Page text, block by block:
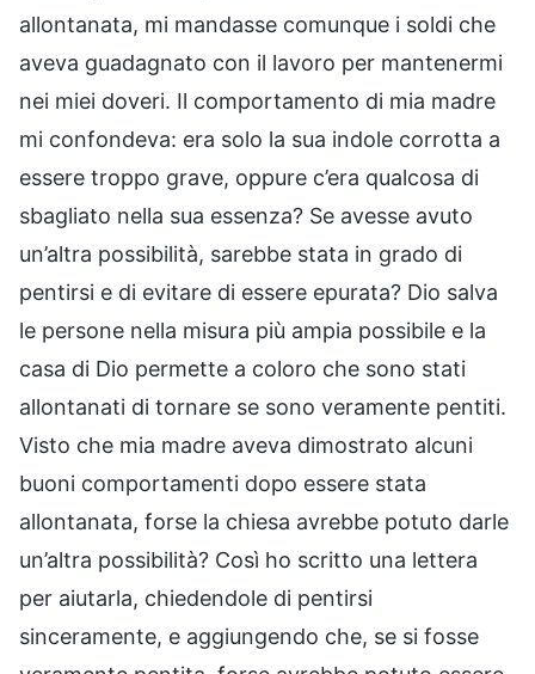
allontanata, mi mandasse comunque i soldi che
aveva guadagnato con il lavoro per mantenermi
nei miei doveri. Il comportamento di mia madre
mi confondeva: era solo la sua indole corrotta a
essere troppo grave, oppure c’era qualcosa di
sbagliato nella sua essenza? Se avesse avuto
un’altra possibilità, sarebbe stata in grado di
pentirsi e di evitare di essere epurata? Dio salva
le persone nella misura più ampia possibile e la
casa di Dio permette a coloro che sono stati
allontanati di tornare se sono veramente pentiti.
Visto che mia madre aveva dimostrato alcuni
buoni comportamenti dopo essere stata
allontanata, forse la chiesa avrebbe potuto darle
un’altra possibilità? Così ho scritto una lettera
per aiutarla, chiedendole di pentirsi
sinceramente, e aggiungendo che, se si fosse